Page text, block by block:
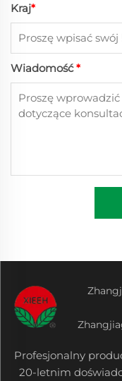
Kraj*
Wiadomość*
Profesjonalny
20-letnim